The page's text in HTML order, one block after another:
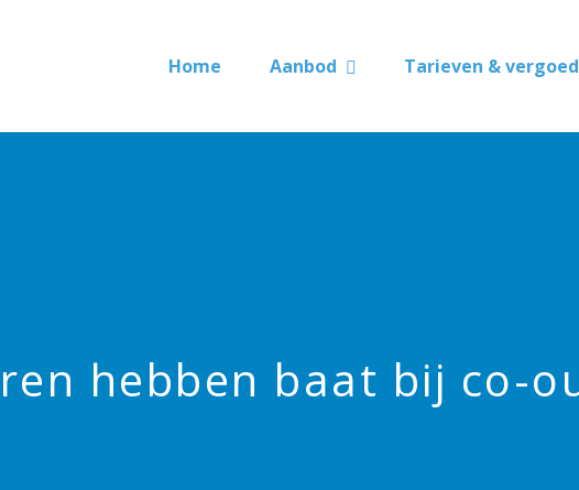
Home Aanbod Tarieven &
hebben baat bij co-